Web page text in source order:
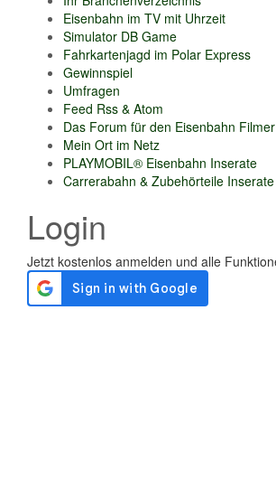
Eisenbahn im TV mit Uhrzeit
Simulator DB Game
Fahrkartenjagd im Polar Express
Gewinnspiel
Umfragen
Feed Rss & Atom
Das Forum für den Eisenbahn Filmer
Mein Ort im Netz
PLAYMOBIL® Eisenbahn Inserate
Carrerabahn & Zubehörteile Inserate
Login